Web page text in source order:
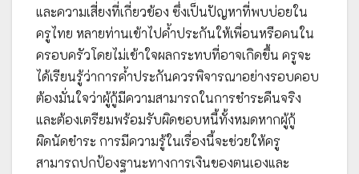
และความเสี่ยงที่เกี่ยวข้อง ซึ่งเป็นปัญหาที่พบบ่อยใน
ครูไทย หลายท่านเข้าไปค้ำประกันให้เพื่อนหรือคนใน
ครอบครัวโดยไม่เข้าใจผลกระทบที่อาจเกิดขึ้น ครูจะ
ได้เรียนรู้ว่าการค้ำประกันควรพิจารณาอย่างรอบคอบ
ต้องมั่นใจว่าผู้กู้มีความสามารถในการชำระคืนจริง
และต้องเตรียมพร้อมรับผิดชอบหนี้ทั้งหมดหากผู้กู้
ผิดนัดชำระ การมีความรู้ในเรื่องนี้จะช่วยให้ครู
สามารถปกป้องฐานะทางการเงินของตนเองและ